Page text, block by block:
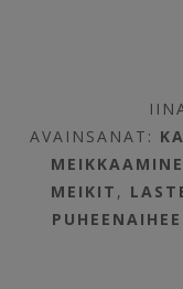
AVAINSANAT:
MEIKIT ,